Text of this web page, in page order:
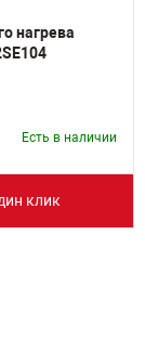
нагрева
Есть в наличии
клик